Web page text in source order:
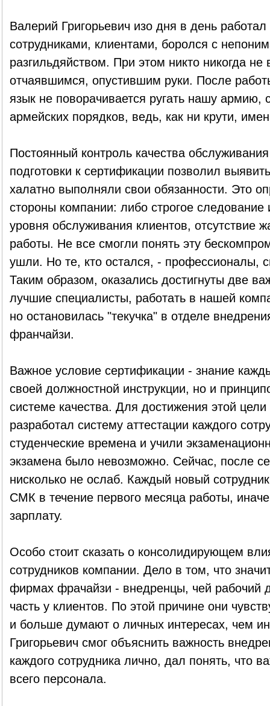
Валерий Григорьевич изо дня в день
сотрудниками, клиентами, боролся с
разгильдяйством. При этом никто никогда
отчаявшимся, опустившим руки. После
язык не поворачивается ругать нашу армию,
армейских порядков, ведь, как ни крути,
Постоянный контроль качества
подготовки к сертификации позволил
халатно выполняли свои обязанности. Это
стороны компании: либо строгое
уровня обслуживания клиентов, отсутствие
работы. Не все смогли понять эту
ушли. Но те, кто остался, - профессионалы,
Таким образом, оказались достигнуты две
лучшие специалисты, работать в нашей
но остановилась "текучка" в отделе
франчайзи.
Важное условие сертификации - знание
своей должностной инструкции, но и
системе качества. Для достижения этой
разработал систему аттестации каждого
студенческие времена и учили
экзамена было невозможно. Сейчас, после
нисколько не ослаб. Каждый новый
СМК в течение первого месяца работы,
зарплату.
Особо стоит сказать о консолидирующем
сотрудников компании. Дело в том, что
фирмах фрачайзи - внедренцы, чей рабочий
часть у клиентов. По этой причине они
и больше думают о личных интересах, чем
Григорьевич смог объяснить важность
каждого сотрудника лично, дал понять, что
всего персонала.